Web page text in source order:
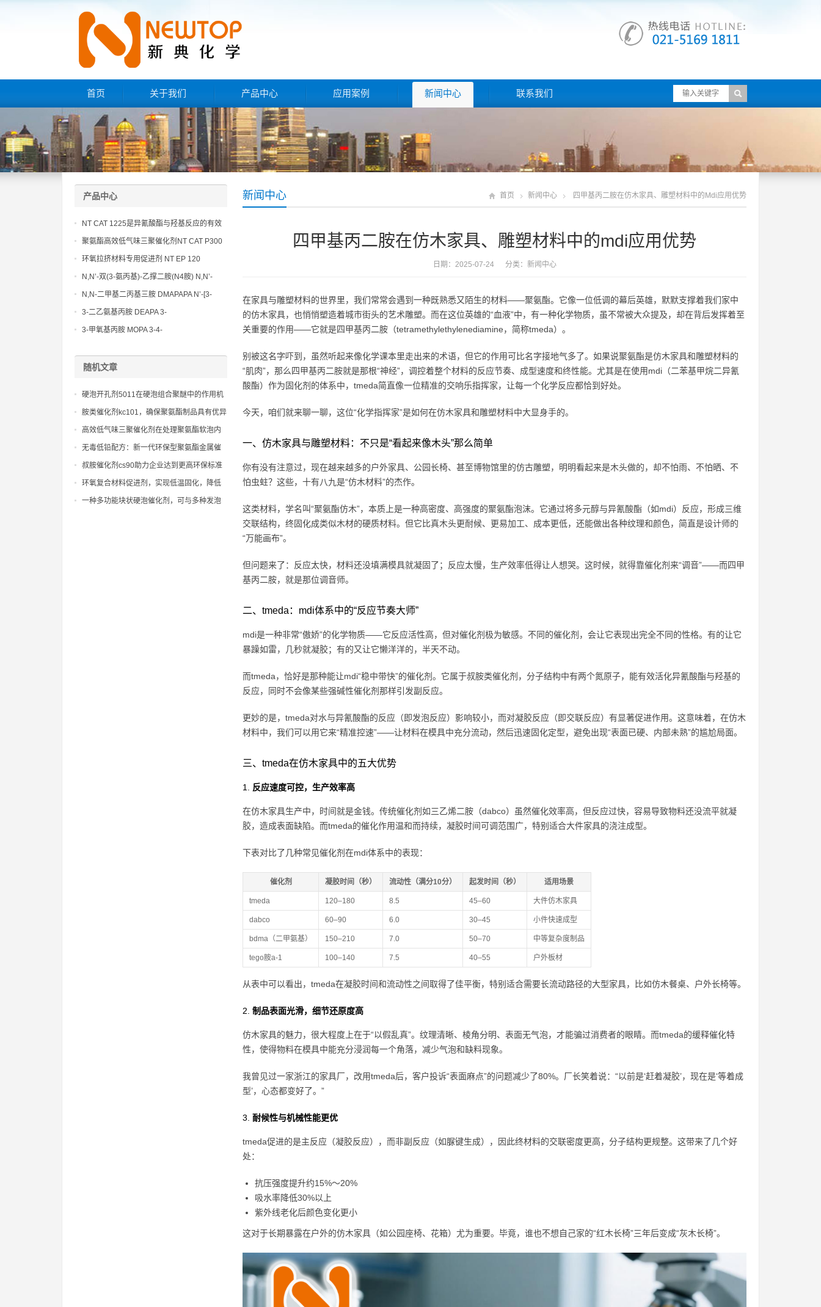
首页 关于我们 产品中心 应用案例 新闻中心 联系我们
新闻中心 首页 新闻中心 四甲基丙二胺在仿木家具、雕塑材料中的mdi应用优势
四甲基丙二胺在仿木家具、雕塑材料中的mdi应用优势
日期：2025-07-24 分类： 新闻中心
在家具与雕塑材料的世界里，我们常常会遇到一种既熟悉又陌生的材料——聚氨酯。它像一位低调的幕后英雄，默默支撑着我们家中
的仿木家具，也悄悄塑造着城市街头的艺术雕塑。而在这位英雄的“血液”中，有一种化学物质，虽不常被大众提及，却在背后发挥着至
关重要的作用——它就是四甲基丙二胺（tetramethylethylenediamine，简称tmeda）。
别被这名字吓到，虽然听起来像化学课本里走出来的术语，但它的作用可比名字接地气多了。如果说聚氨酯是仿木家具和雕塑材料的
“肌肉”，那么四甲基丙二胺就是那根“神经”，调控着整个材料的反应节奏、成型速度和终性能。尤其是在使用mdi（二苯基甲烷二异氰
酸酯）作为固化剂的体系中，tmeda简直像一位精准的交响乐指挥家，让每一个化学反应都恰到好处。
今天，咱们就来聊一聊，这位“化学指挥家”是如何在仿木家具和雕塑材料中大显身手的。
一、仿木家具与雕塑材料：不只是“看起来像木头”那么简单
你有没有注意过，现在越来越多的户外家具、公园长椅、甚至博物馆里的仿古雕塑，明明看起来是木头做的，却不怕雨、不怕晒、不
怕虫蛀？这些，十有八九是“仿木材料”的杰作。
这类材料，学名叫“聚氨酯仿木”，本质上是一种高密度、高强度的聚氨酯泡沫。它通过将多元醇与异氰酸酯（如mdi）反应，形成三维
交联结构，终固化成类似木材的硬质材料。但它比真木头更耐候、更易加工、成本更低，还能做出各种纹理和颜色，简直是设计师的
“万能画布”。
但问题来了：反应太快，材料还没填满模具就凝固了；反应太慢，生产效率低得让人想哭。这时候，就得靠催化剂来“调音”——而四甲
基丙二胺，就是那位调音师。
二、tmeda：mdi体系中的“反应节奏大师”
mdi是一种非常“傲娇”的化学物质——它反应活性高，但对催化剂极为敏感。不同的催化剂，会让它表现出完全不同的性格。有的让它
暴躁如雷，几秒就凝胶；有的又让它懒洋洋的，半天不动。
而tmeda，恰好是那种能让mdi“稳中带快”的催化剂。它属于叔胺类催化剂，分子结构中有两个氮原子，能有效活化异氰酸酯与羟基的
反应，同时不会像某些强碱性催化剂那样引发副反应。
更妙的是，tmeda对水与异氰酸酯的反应（即发泡反应）影响较小，而对凝胶反应（即交联反应）有显著促进作用。这意味着，在仿木
材料中，我们可以用它来“精准控速”——让材料在模具中充分流动，然后迅速固化定型，避免出现“表面已硬、内部未熟”的尴尬局面。
三、tmeda在仿木家具中的五大优势
1. 反应速度可控，生产效率高
在仿木家具生产中，时间就是金钱。传统催化剂如三乙烯二胺（dabco）虽然催化效率高，但反应过快，容易导致物料还没流平就凝
胶，造成表面缺陷。而tmeda的催化作用温和而持续，凝胶时间可调范围广，特别适合大件家具的浇注成型。
下表对比了几种常见催化剂在mdi体系中的表现：
催化剂 凝胶时间（秒） 流动性（满分10分） 起发时间（秒） 适用场景
tmeda 120–180 8.5 45–60 大件仿木家具
dabco 60–90 6.0 30–45 小件快速成型
bdma（二甲氨基） 150–210 7.0 50–70 中等复杂度制品
tego胺a-1 100–140 7.5 40–55 户外板材
从表中可以看出，tmeda在凝胶时间和流动性之间取得了佳平衡，特别适合需要长流动路径的大型家具，比如仿木餐桌、户外长椅等。
2. 制品表面光滑，细节还原度高
仿木家具的魅力，很大程度上在于“以假乱真”。纹理清晰、棱角分明、表面无气泡，才能骗过消费者的眼睛。而tmeda的缓释催化特
性，使得物料在模具中能充分浸润每一个角落，减少气泡和缺料现象。
我曾见过一家浙江的家具厂，改用tmeda后，客户投诉“表面麻点”的问题减少了80%。厂长笑着说：“以前是‘赶着凝胶’，现在是‘等着成
型’，心态都变好了。”
3. 耐候性与机械性能更优
tmeda促进的是主反应（凝胶反应），而非副反应（如脲键生成），因此终材料的交联密度更高，分子结构更规整。这带来了几个好
处：
抗压强度提升约15%～20%
吸水率降低30%以上
紫外线老化后颜色变化更小
这对于长期暴露在户外的仿木家具（如公园座椅、花箱）尤为重要。毕竟，谁也不想自己家的“红木长椅”三年后变成“灰木长椅”。
产品中心
NT CAT 1225是异氰酸酯与羟基反应的有效
催化剂
聚氨酯高效低气味三聚催化剂NT CAT P300
环氧拉挤材料专用促进剂 NT EP 120
N,N’-双(3-氨丙基)-乙撑二胺(N4胺) N,N’-
Bis(3-aminopropyl)-ethylenediamine CAS
No10563-26-5
N,N-二甲基二丙基三胺 DMAPAPA N’-[3-
(dimethylamino)propyllpropane-1,3-
diamine CAS No10563-29-8
3-二乙氨基丙胺 DEAPA 3-
(Diethylamino)propylamine CAS No 104-
3-甲氧基丙胺 MOPA 3-4-
随机文章
硬泡开孔剂5011在硬泡组合聚醚中的作用机
制研究，为新型硬泡材料的开发提供理论指
导。
胺类催化剂kc101，确保聚氨酯制品具有优异
的物理机械性能和手感
高效低气味三聚催化剂在处理聚氨酯软泡内
芯异味去除工艺的技术应用指导
无毒低铅配方：新一代环保型聚氨酯金属催
化剂，引领绿色制造潮流
叔胺催化剂cs90助力企业达到更高环保标准
的措施
环氧复合材料促进剂，实现低温固化，降低
固化过程中的能源消耗
一种多功能块状硬泡催化剂，可与多种发泡